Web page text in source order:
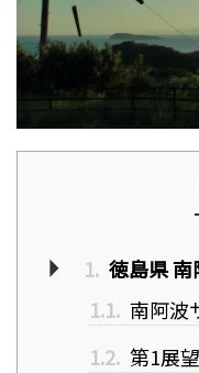
1. 徳島県
1.1. 南阿波
1.2. 第1展